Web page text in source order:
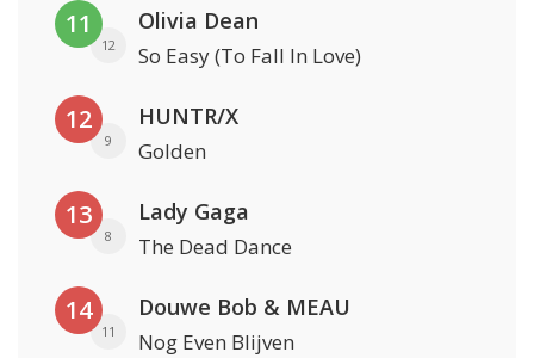
11
12
Olivia Dean
So Easy (To Fall In Love)
12
9
HUNTR/X
Golden
13
8
Lady Gaga
The Dead Dance
14
11
Douwe Bob & MEAU
Nog Even Blijven